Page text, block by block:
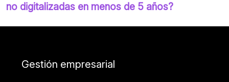
no digitalizadas en menos de 5 años?
Gestión empresarial